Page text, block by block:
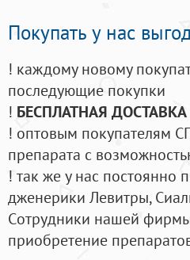
Покупать у нас
! каждому новому
последующие покупки
! БЕСПЛАТНАЯ ДОСТАВКА
! оптовым покупателям
препарата с
! так же у нас
дженерики Левитры,
Cотрудники нашей
приобретение